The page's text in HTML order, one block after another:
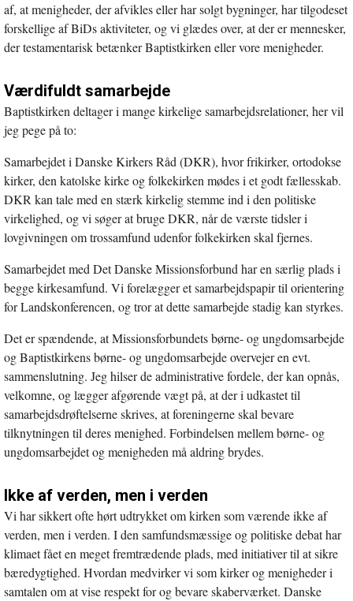
af, at menigheder, der afvikles eller har solgt bygninger, har tilgodeset
forskellige af BiDs aktiviteter, og vi glædes over, at der er mennesker,
der testamentarisk betænker Baptistkirken eller vore menigheder.
Værdifuldt samarbejde
Baptistkirken deltager i mange kirkelige samarbejdsrelationer, her vil
jeg pege på to:
Samarbejdet i Danske Kirkers Råd (DKR), hvor frikirker, ortodokse
kirker, den katolske kirke og folkekirken mødes i et godt fællesskab.
DKR kan tale med en stærk kirkelig stemme ind i den politiske
virkelighed, og vi søger at bruge DKR, når de værste tidsler i
lovgivningen om trossamfund udenfor folkekirken skal fjernes.
Samarbejdet med Det Danske Missionsforbund har en særlig plads i
begge kirkesamfund. Vi forelægger et samarbejdspapir til orientering
for Landskonferencen, og tror at dette samarbejde stadig kan styrkes.
Det er spændende, at Missionsforbundets børne- og ungdomsarbejde
og Baptistkirkens børne- og ungdomsarbejde overvejer en evt.
sammenslutning. Jeg hilser de administrative fordele, der kan opnås,
velkomne, og lægger afgørende vægt på, at der i udkastet til
samarbejdsdrøftelserne skrives, at foreningerne skal bevare
tilknytningen til deres menighed. Forbindelsen mellem børne- og
ungdomsarbejdet og menigheden må aldring brydes.
Ikke af verden, men i verden
Vi har sikkert ofte hørt udtrykket om kirken som værende ikke af
verden, men i verden. I den samfundsmæssige og politiske debat har
klimaet fået en meget fremtrædende plads, med initiativer til at sikre
bæredygtighed. Hvordan medvirker vi som kirker og menigheder i
samtalen om at vise respekt for og bevare skaberværket. Danske